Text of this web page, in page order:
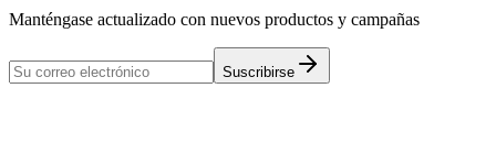
Manténgase actualizado con nuevos productos y campañas
Suscribirse